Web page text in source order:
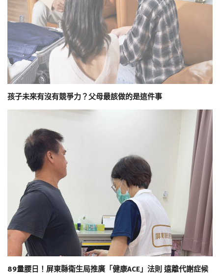
孩子未來有沒有競爭力？父母最該做的是這件事
89量腰日！屏東縣衛生局推廣「健康ACE」法則 遠離代謝症候